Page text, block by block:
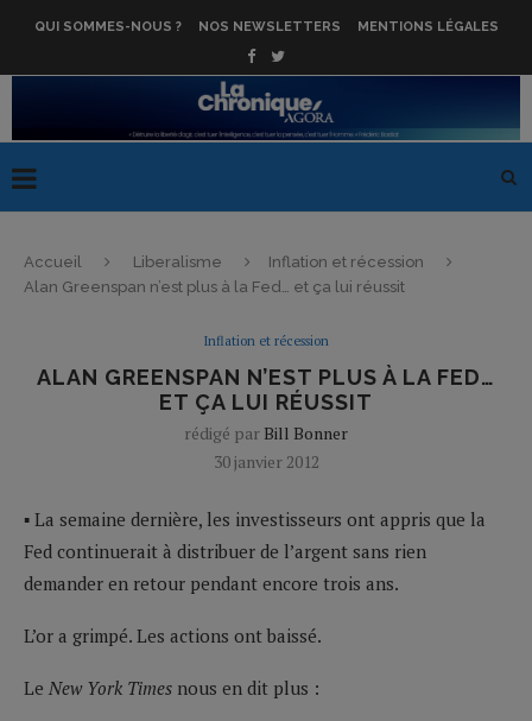
QUI SOMMES-NOUS ? NOS NEWSLETTERS MENTIONS LÉGALES
Accueil Liberalisme
Inflation et récession
Alan Greenspan n’est plus à la Fed… et ça lui réussit
Inflation et récession
ALAN GREENSPAN N’EST PLUS À LA FED…
ET ÇA LUI RÉUSSIT
rédigé par Bill Bonner
30 janvier 2012
▪ La semaine dernière, les investisseurs ont appris que la
Fed continuerait à distribuer de l’argent sans rien
demander en retour pendant encore trois ans.
L’or a grimpé. Les actions ont baissé.
Le New York Times nous en dit plus :